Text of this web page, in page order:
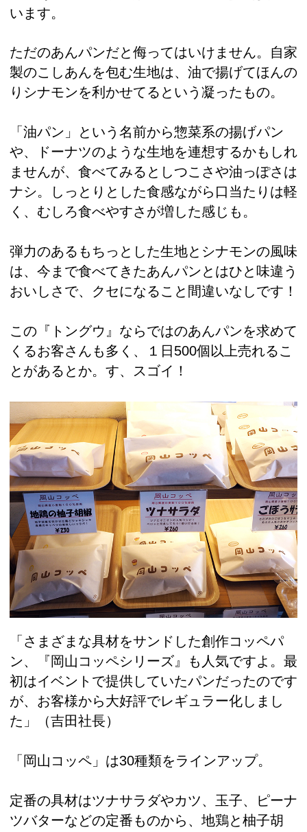
います。
ただのあんパンだと侮ってはいけません。自家
製のこしあんを包む生地は、油で揚げてほんの
りシナモンを利かせてるという凝ったもの。
「油パン」という名前から惣菜系の揚げパン
や、ドーナツのような生地を連想するかもしれ
ませんが、食べてみるとしつこさや油っぽさは
ナシ。しっとりとした食感ながら口当たりは軽
く、むしろ食べやすさが増した感じも。
弾力のあるもちっとした生地とシナモンの風味
は、今まで食べてきたあんパンとはひと味違う
おいしさで、クセになること間違いなしです！
この『トングウ』ならではのあんパンを求めて
くるお客さんも多く、１日500個以上売れるこ
とがあるとか。す、スゴイ！
「さまざまな具材をサンドした創作コッペパ
ン、『岡山コッペシリーズ』も人気ですよ。最
初はイベントで提供していたパンだったのです
が、お客様から大好評でレギュラー化しまし
た」（吉田社長）
「岡山コッペ」は30種類をラインアップ。
定番の具材はツナサラダやカツ、玉子、ピーナ
ツバターなどの定番ものから、地鶏と柚子胡